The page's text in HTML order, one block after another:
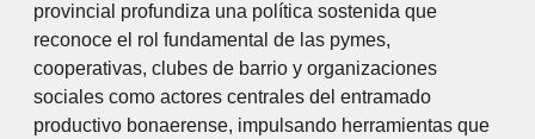
provincial profundiza una política sostenida que
reconoce el rol fundamental de las pymes,
cooperativas, clubes de barrio y organizaciones
sociales como actores centrales del entramado
productivo bonaerense, impulsando herramientas que